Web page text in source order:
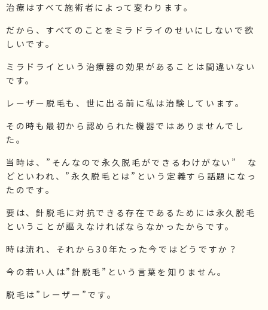
治療はすべて施術者によって変わります。
だから、すべてのことをミラドライのせいにしないで欲
しいです。
ミラドライという治療器の効果があることは間違いない
です。
レーザー脱毛も、世に出る前に私は治験しています。
その時も最初から認められた機器ではありませんでし
た。
当時は、”そんなので永久脱毛ができるわけがない” な
どといわれ、”永久脱毛とは”という定義すら話題になっ
たのです。
要は、針脱毛に対抗できる存在であるためには永久脱毛
ということが謳えなければならなかったからです。
時は流れ、それから30年たった今ではどうですか？
今の若い人は”針脱毛”という言葉を知りません。
脱毛は”レーザー”です。